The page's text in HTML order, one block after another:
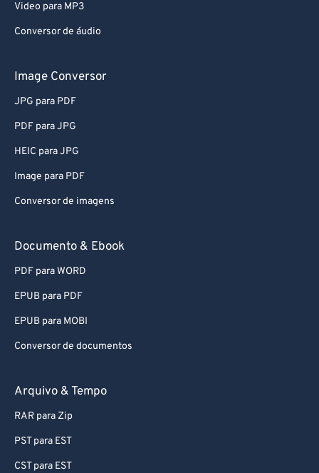
Video para MP3
Conversor de áudio
Image Conversor
JPG para PDF
PDF para JPG
HEIC para JPG
Image para PDF
Conversor de imagens
Documento & Ebook
PDF para WORD
EPUB para PDF
EPUB para MOBI
Conversor de documentos
Arquivo & Tempo
RAR para Zip
PST para EST
CST para EST